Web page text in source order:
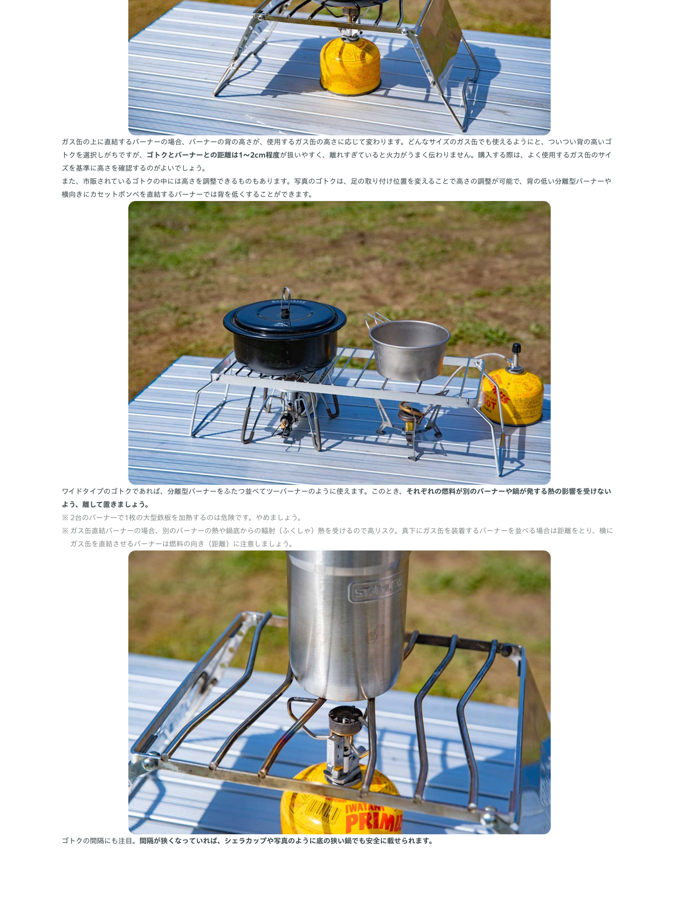
ガス缶の上に直結するバーナーの場合、バーナーの背の高さが、使用するガス缶の高さに応じて変わります。どんなサイズのガス缶でも使えるようにと、ついつい背の高いゴ
トクを選択しがちですが、 ゴトクとバーナーとの距離は1〜2cm程度が扱いやすく、離れすぎていると火力がうまく伝わりません。購入する際は、よく使用するガス缶のサイ
ズを基準に高さを確認するのがよいでしょう。
また、市販されているゴトクの中には高さを調整できるものもあります。写真のゴトクは、足の取り付け位置を変えることで高さの調整が可能で、背の低い分離型バーナーや
横向きにカセットボンベを直結するバーナーでは背を低くすることができます。
ワイドタイプのゴトクであれば、分離型バーナーをふたつ並べてツーバーナーのように使えます。このとき、 それぞれの燃料が別のバーナーや鍋が発する熱の影響を受けない
よう、離して置きましょう。
2台のバーナーで1枚の大型鉄板を加熱するのは危険です。やめましょう。
ガス缶直結バーナーの場合、別のバーナーの熱や鍋底からの輻射（ふくしゃ）熱を受けるので高リスク。真下にガス缶を装着するバーナーを並べる場合は距離をとり、横に
ガス缶を直結させるバーナーは燃料の向き（距離）に注意しましょう。
ゴトクの間隔にも注目。 間隔が狭くなっていれば、シェラカップや写真のように底の狭い鍋でも安全に載せられます。